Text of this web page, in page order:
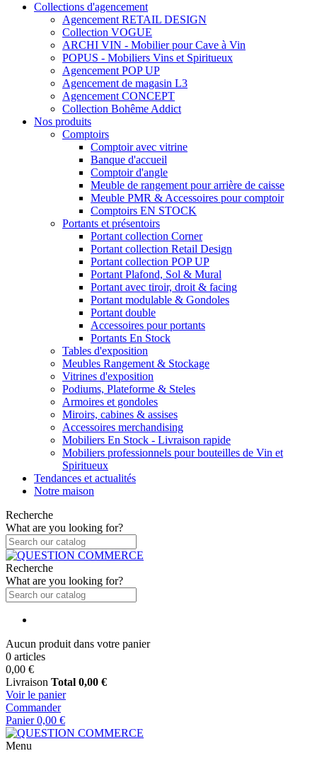
Collections d'agencement
Agencement RETAIL DESIGN
Collection VOGUE
ARCHI VIN - Mobilier pour Cave à Vin
POPUS - Mobiliers Vins et Spiritueux
Agencement POP UP
Agencement de magasin L3
Agencement CONCEPT
Collection Bohême Addict
Nos produits
Comptoirs
Comptoir avec vitrine
Banque d'accueil
Comptoir d'angle
Meuble de rangement pour arrière de caisse
Meuble PMR & Accessoires pour comptoir
Comptoirs EN STOCK
Portants et présentoirs
Portant collection Corner
Portant collection Retail Design
Portant collection POP UP
Portant Plafond, Sol & Mural
Portant avec tiroir, droit & facing
Portant modulable & Gondoles
Portant double
Accessoires pour portants
Portants En Stock
Tables d'exposition
Meubles Rangement & Stockage
Vitrines d'exposition
Podiums, Plateforme & Steles
Armoires et gondoles
Miroirs, cabines & assises
Accessoires merchandising
Mobiliers En Stock - Livraison rapide
Mobiliers professionnels pour bouteilles de Vin et
Spiritueux
Tendances et actualités
Notre maison
Recherche
What are you looking for?
Recherche
What are you looking for?
Aucun produit dans votre panier
0 articles
0,00 €
Livraison Total 0,00 €
Voir le panier
Commander
Panier 0,00 €
Menu